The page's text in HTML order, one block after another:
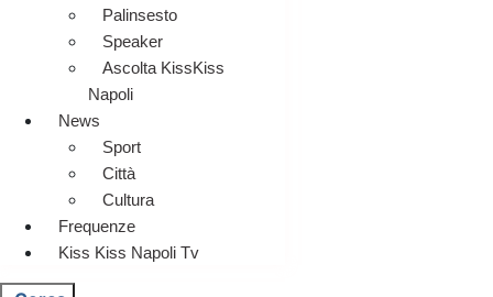
Palinsesto
Speaker
Ascolta KissKiss
Napoli
News
Sport
Città
Cultura
Frequenze
Kiss Kiss Napoli Tv